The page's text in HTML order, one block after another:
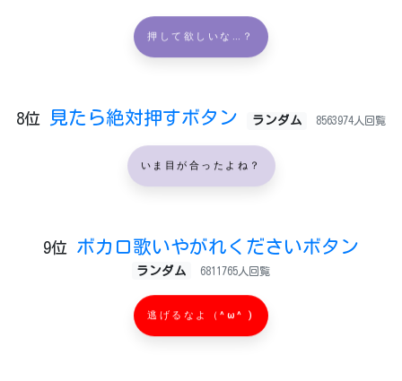
押して欲しいな…？
8位 見たら絶対押すボタン ランダム 8563974人回覧
いま目が合ったよね？
9位 ボカロ歌いやがれくださいボタン
ランダム 6811765人回覧
逃げるなよ（^ω^ )